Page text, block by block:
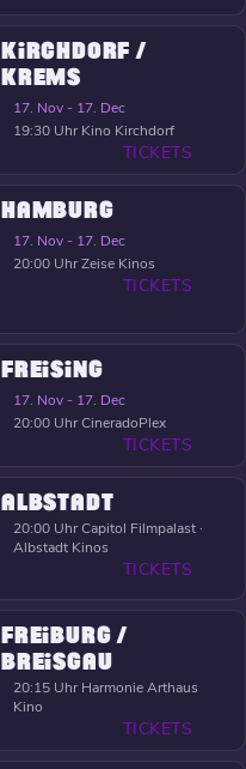
KIRCHDORF /
KREMS
17. Nov - 17. Dec
19:30 Uhr Kino Kirchdorf
TICKETS
HAMBURG
17. Nov - 17. Dec
20:00 UhrZeise Kinos
TICKETS
FREISING
17. Nov - 17. Dec
20:00 UhrCineradoPlex
TICKETS
ALBSTADT
20:00 UhrCapitol Filmpalast ·
Albstadt Kinos
TICKETS
FREIBURG /
BREISGAU
20:15 Uhr Harmonie Arthaus
Kino
TICKETS